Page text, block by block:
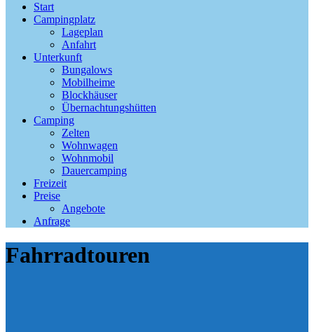
Start
Campingplatz
Lageplan
Anfahrt
Unterkunft
Bungalows
Mobilheime
Blockhäuser
Übernachtungshütten
Camping
Zelten
Wohnwagen
Wohnmobil
Dauercamping
Freizeit
Preise
Angebote
Anfrage
Fahrradtouren